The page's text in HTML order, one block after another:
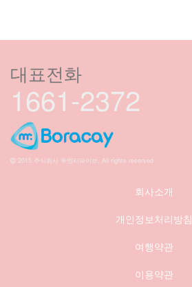
대표전화
1661-2372
2015 주식회사 투엔티파이브, All rights reserved
회사소개
개인정보처리방침
여행약관
이용약관